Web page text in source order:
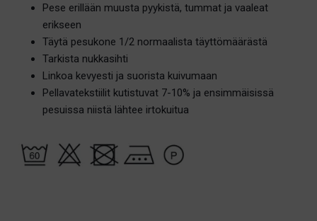
Pese erillään muusta pyykistä, tummat ja vaaleat
erikseen
Täytä pesukone 1/2 normaalista täyttömäärästä
Tarkista nukkasihti
Linkoa kevyesti ja suorista kuivumaan
Pellavatekstiilit kutistuvat 7-10% ja ensimmäisissä
pesuissa niistä lähtee irtokuitua